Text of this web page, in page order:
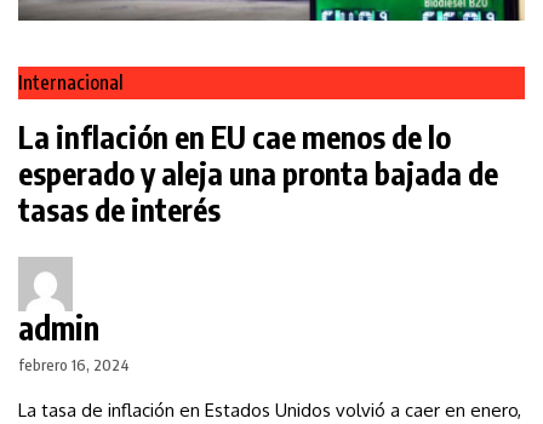
Internacional
La inflación en EU cae menos de lo
esperado y aleja una pronta bajada de
tasas de interés
admin
febrero 16, 2024
La tasa de inflación en Estados Unidos volvió a caer en enero,